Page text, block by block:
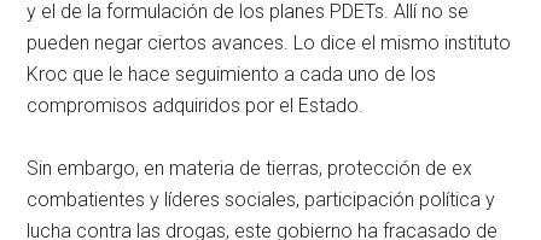
y el de la formulación de los planes PDETs. Allí no se
pueden negar ciertos avances. Lo dice el mismo instituto
Kroc que le hace seguimiento a cada uno de los
compromisos adquiridos por el Estado.
Sin embargo, en materia de tierras, protección de ex
combatientes y líderes sociales, participación política y
lucha contra las drogas, este gobierno ha fracasado de